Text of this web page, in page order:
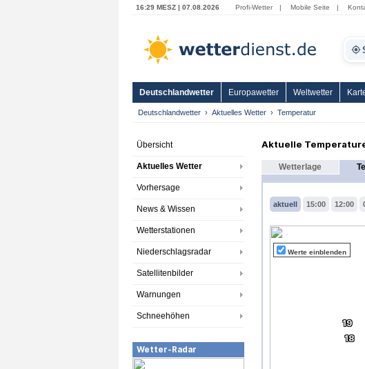
16:29 MESZ | 07.08.2026 Profi-Wetter | Mobile Seite |
Deutschlandwetter Europawetter Weltwetter
Deutschlandwetter Aktuelles Wetter Temperatur
Übersicht
Aktuelles Wetter
Vorhersage
News & Wissen
Wetterstationen
Niederschlagsradar
Satellitenbilder
Warnungen
Schneehöhen
Wetter-Radar
Aktuelle
Wetterlage
aktuell 15:00 12:00
Werte einblenden
18
19